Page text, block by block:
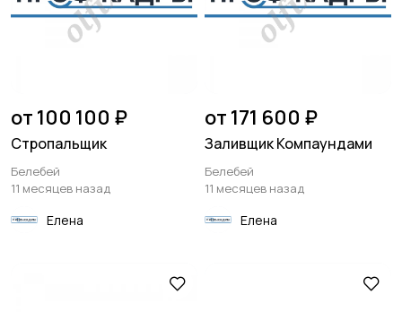
от 100 100 ₽
Стропальщик
Белебей
11 месяцев назад
Елена
от 171 600 ₽
Заливщик Компаундами
Белебей
11 месяцев назад
Елена